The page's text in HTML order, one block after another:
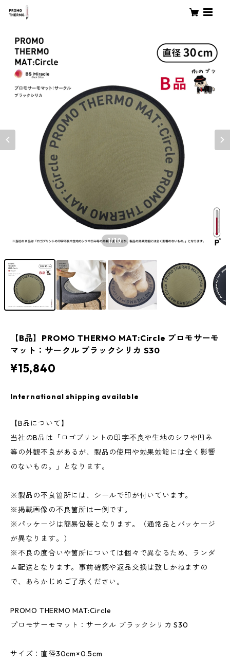
1/10
【B品】PROMO THERMO MAT:Circle プロモサーモ
マット：サークル ブラックシリカ S30
¥15,840
International shipping available
【B品について】
当社のB品は「ロゴプリントの印字不良や生地のシワや凹み
等の外観不良があるが、製品の使用や効果効能には全く影響
のないもの。」となります。
※製品の不良箇所には、シールで印が付いています。
※掲載画像の不良箇所は一例です。
※パッケージは簡易包装となります。（通常品とパッケージ
が異なります。）
※不良の度合いや箇所については個々で異なるため、ランダ
ム配送となります。事前確認や返品交換は致しかねますの
で、あらかじめご了承ください。
PROMO THERMO MAT:Circle
プロモサーモマット：サークル ブラックシリカ S30
サイズ：直径30cm×0.5cm